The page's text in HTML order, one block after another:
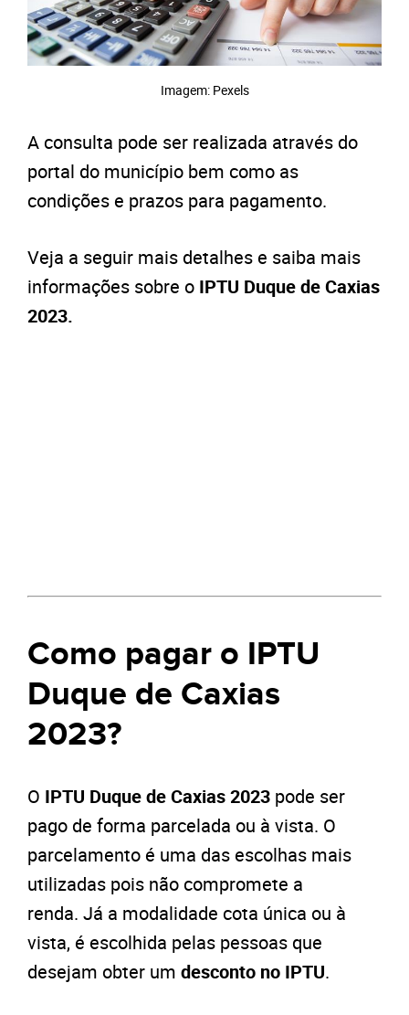
Imagem: Pexels
A consulta pode ser realizada através do
portal do município bem como as
condições e prazos para pagamento.
Veja a seguir mais detalhes e saiba mais
informações sobre o IPTU Duque de Caxias
2023.
Como pagar o IPTU
Duque de Caxias
2023?
O IPTU Duque de Caxias 2023 pode ser
pago de forma parcelada ou à vista. O
parcelamento é uma das escolhas mais
utilizadas pois não compromete a
renda. Já a modalidade cota única ou à
vista, é escolhida pelas pessoas que
desejam obter um desconto no IPTU.